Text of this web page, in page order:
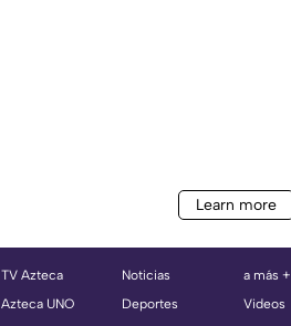
TV Azteca
Azteca UNO
Noticias
Deportes
a más +
Videos